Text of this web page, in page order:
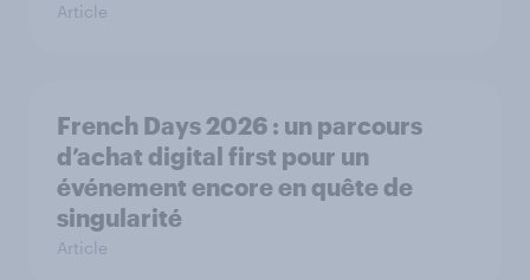
Article
French Days 2026 : un parcours
d’achat digital first pour un
événement encore en quête de
singularité
Article